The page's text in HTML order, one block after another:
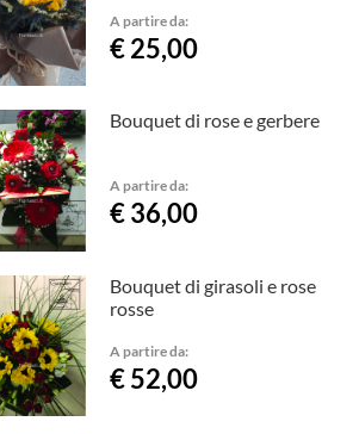
A partire da:
€ 25,00
Bouquet di rose e gerbere
A partire da:
€ 36,00
Bouquet di girasoli e rose
rosse
A partire da:
€ 52,00